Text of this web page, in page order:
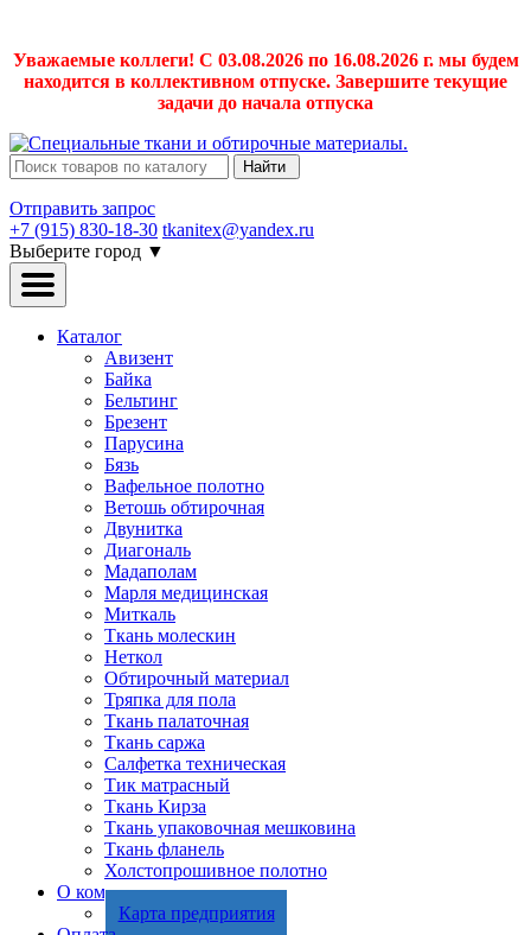
Уважаемые коллеги! С 03.08.2026 по 16.08.2026 г. мы будем
находится в коллективном отпуске. Завершите текущие
задачи до начала отпуска
Найти
Отправить запрос
+7 (915) 830-18-30 tkanitex@yandex.ru
Выберите город ▼
Каталог
Авизент
Байка
Бельтинг
Брезент
Парусина
Бязь
Вафельное полотно
Ветошь обтирочная
Двунитка
Диагональ
Мадаполам
Марля медицинская
Миткаль
Ткань молескин
Неткол
Обтирочный материал
Тряпка для пола
Ткань палаточная
Ткань саржа
Салфетка техническая
Тик матрасный
Ткань Кирза
Ткань упаковочная мешковина
Ткань фланель
Холстопрошивное полотно
О компании
Карта предприятия